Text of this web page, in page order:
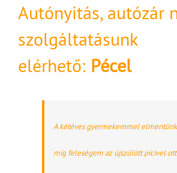
Autónyitás, autózár
szolgáltatásunk
elérhető: Pécel
A kétéves gyermekemmel
míg feleségem az újszülött picivel